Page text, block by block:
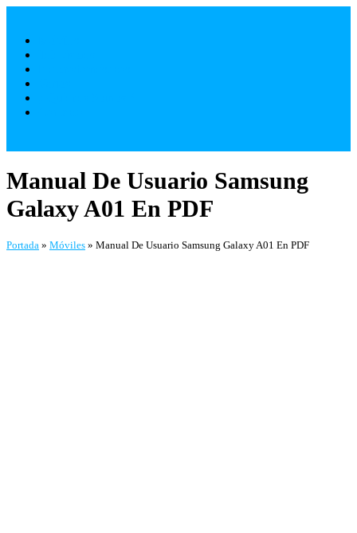
contenido
Manual De Usuario Samsung
Galaxy A01 En PDF
Portada » Móviles » Manual De Usuario Samsung Galaxy A01 En PDF